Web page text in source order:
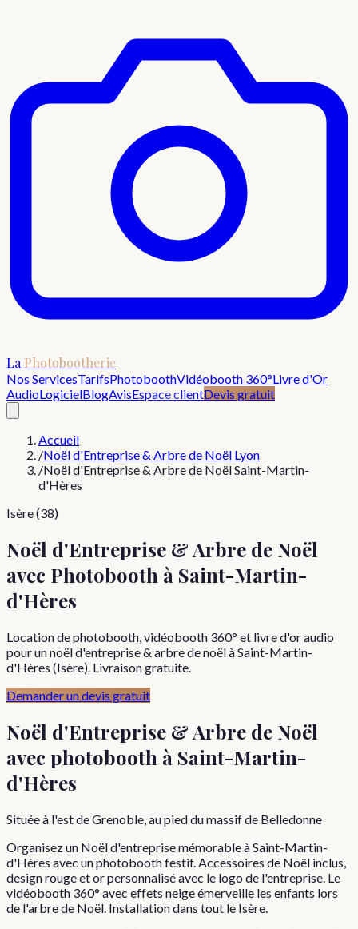
La Photobootherie
Nos ServicesTarifsPhotoboothVidéobooth 360°Livre d'Or
AudioLogicielBlogAvisEspace clientDevis gratuit
Accueil
/Noël d'Entreprise & Arbre de Noël Lyon
/Noël d'Entreprise & Arbre de Noël Saint-Martin-
d'Hères
Isère (38)
Noël d'Entreprise & Arbre de Noël
avec Photobooth à Saint-Martin-
d'Hères
Location de photobooth, vidéobooth 360° et livre d'or audio
pour un noël d'entreprise & arbre de noël à Saint-Martin-
d'Hères (Isère). Livraison gratuite.
Demander un devis gratuit
Noël d'Entreprise & Arbre de Noël
avec photobooth à Saint-Martin-
d'Hères
Située à l'est de Grenoble, au pied du massif de Belledonne
Organisez un Noël d'entreprise mémorable à Saint-Martin-
d'Hères avec un photobooth festif. Accessoires de Noël inclus,
design rouge et or personnalisé avec le logo de l'entreprise. Le
vidéobooth 360° avec effets neige émerveille les enfants lors
de l'arbre de Noël. Installation dans tout le Isère.